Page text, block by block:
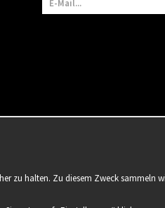
zu halten. Zu diesem Zweck sammeln